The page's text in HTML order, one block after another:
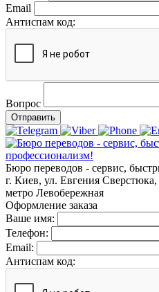
Email
Антиспам код:
Вопрос
Отправить
Бюро переводов - сервис,
г. Киев, ул. Евгения
метро Левобережная
Оформление заказа
Ваше имя:
Телефон:
Email:
Антиспам код: